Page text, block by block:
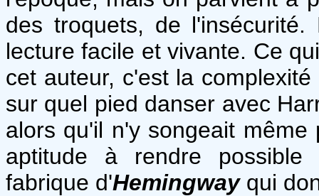
des troquets, de
lecture facile et vivante. Ce
cet auteur, c'est la
sur quel pied danser avec
alors qu'il n'y songeait
aptitude à rendre
fabrique d'Hemingwayqui